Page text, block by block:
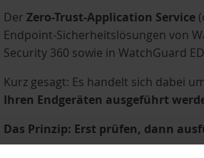
Der Zero-Trust-Application Service
Endpoint-Sicherheitslösungen von
Security 360 sowie in WatchGuard
Kurz gesagt: Es handelt sich dabei
Ihren Endgeräten ausgeführt
Das Prinzip: Erst prüfen, dann